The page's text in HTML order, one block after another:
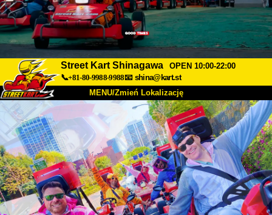
Street Kart Shinagawa
OPEN 10:00-22:00
📞+81-80-9988-9988📧 shina@kart.st
MENU/Zmień Lokalizację
TOP
O nas Specyfikacja Cena
Dojazd Opinie FAQ
Firma Rezerwacja
Zmień Lokalizację